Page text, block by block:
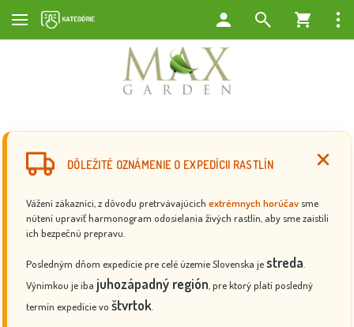
DÔLEŽITÉ OZNÁMENIE O EXPEDÍCII RASTLÍN
Vážení zákazníci, z dôvodu pretrvávajúcich extrémnych horúčav sme
nútení upraviť harmonogram odosielania živých rastlín, aby sme zaistili
ich bezpečnú prepravu.
Posledným dňom expedície pre celé územie Slovenska jestreda
Výnimkou je iba juhozápadný región , pre ktorý platí posledný
termín expedície vo štvrtok